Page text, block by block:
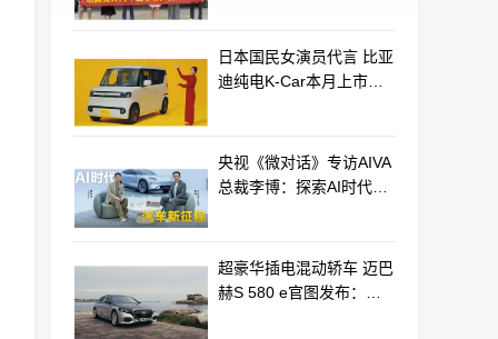
日本国民女演员代言 比亚
迪纯电K-Car本月上市：
央视《微对话》专访AIVA
总裁李博：探索AI时代汽
超豪华插电混动轿车 迈巴
赫S 580 e官图发布：老